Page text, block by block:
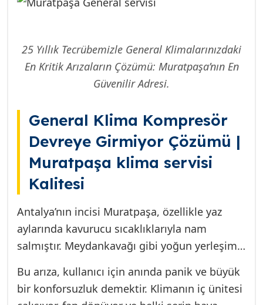
25 Yıllık Tecrübemizle General Klimalarınızdaki
En Kritik Arızaların Çözümü: Muratpaşa’nın En
Güvenilir Adresi.
General Klima Kompresör
Devreye Girmiyor Çözümü |
Muratpaşa klima servisi
Kalitesi
Antalya’nın incisi Muratpaşa, özellikle yaz
aylarında kavurucu sıcaklıklarıyla nam
salmıştır. Meydankavağı gibi yoğun yerleşim
nemli iklim koşulları düşünüldüğünde, klima
artık lüks değil, temel bir yaşam
Bu arıza, kullanıcı için anında panik ve büyük
bir konforsuzluk demektir. Klimanın iç ünitesi